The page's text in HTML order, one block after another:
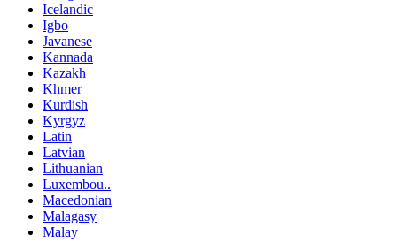
Icelandic
Igbo
Javanese
Kannada
Kazakh
Khmer
Kurdish
Kyrgyz
Latin
Latvian
Lithuanian
Luxembou..
Macedonian
Malagasy
Malay